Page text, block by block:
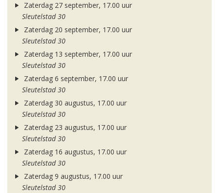
Zaterdag 27 september, 17.00 uur
Sleutelstad 30
Zaterdag 20 september, 17.00 uur
Sleutelstad 30
Zaterdag 13 september, 17.00 uur
Sleutelstad 30
Zaterdag 6 september, 17.00 uur
Sleutelstad 30
Zaterdag 30 augustus, 17.00 uur
Sleutelstad 30
Zaterdag 23 augustus, 17.00 uur
Sleutelstad 30
Zaterdag 16 augustus, 17.00 uur
Sleutelstad 30
Zaterdag 9 augustus, 17.00 uur
Sleutelstad 30